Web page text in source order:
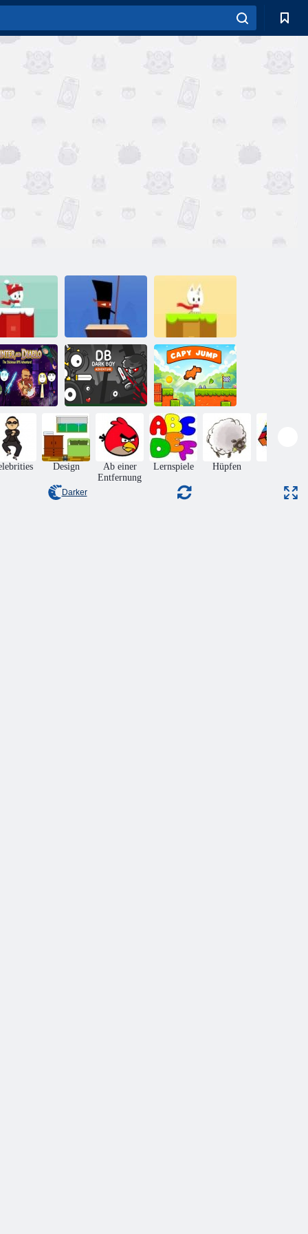
Schneeball-
Stick-Freak Schneeball-Welt
Hunter und
Diablo
Dunkler Junge Capy Jump
Design
Ab einer
Entfernung
Lernspiele Hüpfen
Darker